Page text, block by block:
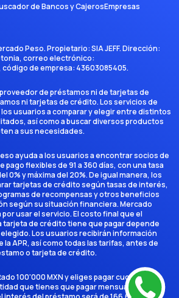
de Bancos y CajerosEmpresas
Peso. Propietario:SIA JEFF. Dirección:
, correo electrónico:
código de empresa: 43603085405.
de préstamos ni de tarjetas de
ni tarjetas de crédito. Los servicios de
usuarios a comparar y elegir entre distintos
así como a buscar diversos productos
a sus necesidades.
ayuda a los usuarios a encontrar socios de
pago flexibles de 91 a 360 días, con una tasa
0% y máxima del 20%. De igual manera, los
tarjetas de crédito según tasas de interés,
de recompensas y otros beneficios
según su situación financiera. Mercado
usar el servicio. El costo final que el
tarjeta de crédito tiene que pagar depende
Los usuarios recibirán información
la APR, así como todas las tarifas, antes de
o tarjeta de crédito.
100'000 MXN y eliges pagar cuotas en 6
que tienes que pagar mensualmente es